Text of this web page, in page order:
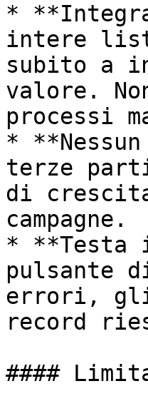
*
intere
subito a
valore.
processi
*
terze
di
campagne.
*
pulsante
errori, gli
record
####